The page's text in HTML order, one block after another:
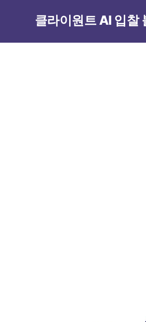
클라이원트 AI 입찰